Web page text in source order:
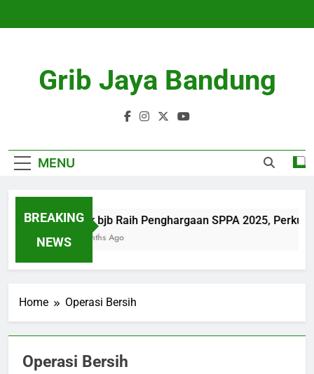
Grib Jaya Bandung
MENU
BREAKING
NEWS
bank bjb Raih Penghargaan SPPA 2025, Perkuat
4 Months Ago
Home Operasi Bersih
Operasi Bersih